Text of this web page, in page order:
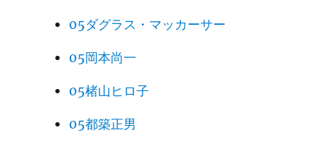
05ダグラス・マッカーサー
05岡本尚一
05楮山ヒロ子
05都築正男